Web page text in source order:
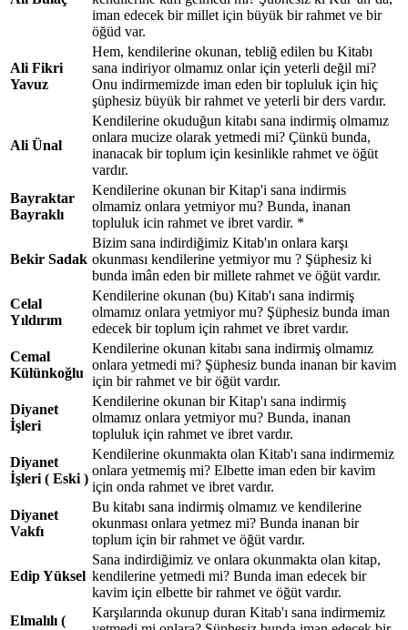
iman edecek bir millet için büyük bir rahmet ve bir
öğüd var.
Ali Fikri
Yavuz
Hem, kendilerine okunan, tebliğ edilen bu Kitabı
sana indiriyor olmamız onlar için yeterli değil mi?
Onu indirmemizde iman eden bir topluluk için hiç
şüphesiz büyük bir rahmet ve yeterli bir ders vardır.
Ali Ünal
Kendilerine okuduğun kitabı sana indirmiş olmamız
onlara mucize olarak yetmedi mi? Çünkü bunda,
inanacak bir toplum için kesinlikle rahmet ve öğüt
vardır.
Bayraktar
Bayraklı
Kendilerine okunan bir Kitap'i sana indirmis
olmamiz onlara yetmiyor mu? Bunda, inanan
topluluk icin rahmet ve ibret vardir. *
Bekir Sadak
Bizim sana indirdiğimiz Kitab'ın onlara karşı
okunması kendilerine yetmiyor mu ? Şüphesiz ki
bunda imân eden bir millete rahmet ve öğüt vardır.
Celal
Yıldırım
Kendilerine okunan (bu) Kitab'ı sana indirmiş
olmamız onlara yetmiyor mu? Şüphesiz bunda iman
edecek bir toplum için rahmet ve ibret vardır.
Cemal
Külünkoğlu
Kendilerine okunan kitabı sana indirmiş olmamız
onlara yetmedi mi? Şüphesiz bunda inanan bir kavim
için bir rahmet ve bir öğüt vardır.
Diyanet
İşleri
Kendilerine okunan bir Kitap'ı sana indirmiş
olmamız onlara yetmiyor mu? Bunda, inanan
topluluk için rahmet ve ibret vardır.
Diyanet
İşleri ( Eski )
Kendilerine okunmakta olan Kitab'ı sana indirmemiz
onlara yetmemiş mi? Elbette iman eden bir kavim
için onda rahmet ve ibret vardır.
Diyanet
Vakfı
Bu kitabı sana indirmiş olmamız ve kendilerine
okunması onlara yetmez mi? Bunda inanan bir
toplum için bir rahmet ve öğüt vardır.
Edip Yüksel
Sana indirdiğimiz ve onlara okunmakta olan kitap,
kendilerine yetmedi mi? Bunda iman edecek bir
kavim için elbette bir rahmet ve öğüt vardır.
Elmalılı (
Karşılarında okunup duran Kitab'ı sana indirmemiz